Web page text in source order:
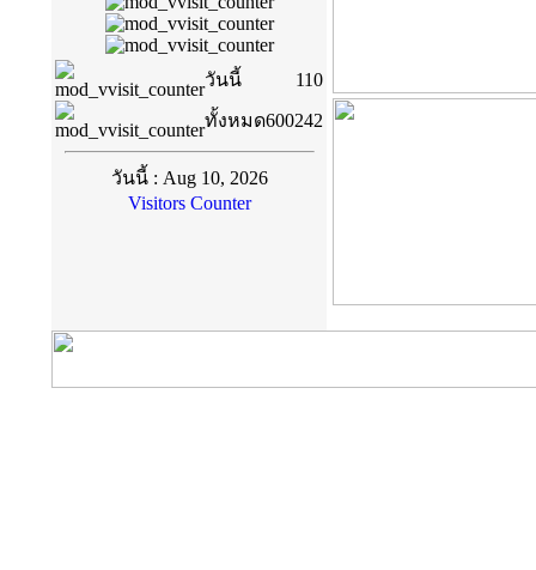
วันนี้
110
ทั้งหมด600242
วันนี้ : Aug 10, 2026
Visitors Counter